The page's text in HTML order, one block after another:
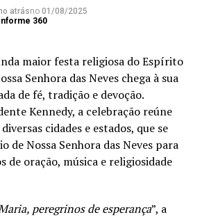
atrásno 01/08/2025
360
maior festa religiosa do Espírito
Senhora das Neves chega à sua
de fé, tradição e devoção.
Kennedy, a celebração reúne
cidades e estados, que se
de Nossa Senhora das Neves para
de oração, música e religiosidade
peregrinos de esperança”, a